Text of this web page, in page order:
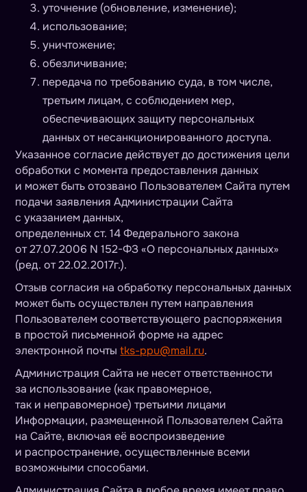
уточнение (обновление, изменение);
использование;
уничтожение;
обезличивание;
передача по требованию суда, в том числе,
третьим лицам, с соблюдением мер,
обеспечивающих защиту персональных
данных от несанкционированного доступа.
Указанное согласие действует до достижения цели
обработки с момента предоставления данных
и может быть отозвано Пользователем Сайта путем
подачи заявления Администрации Сайта
с указанием данных,
определенных ст. 14 Федерального закона
от 27.07.2006 N 152-ФЗ «О персональных данных»
(ред. от 22.02.2017г.).
Отзыв согласия на обработку персональных данных
может быть осуществлен путем направления
Пользователем соответствующего распоряжения
в простой письменной форме на адрес
электронной почтыtks-ppu@mail.ru.
Администрация Сайта не несет ответственности
за использование (как правомерное,
так и неправомерное) третьими лицами
Информации, размещенной Пользователем Сайта
на Сайте, включая её воспроизведение
и распространение, осуществленные всеми
возможными способами.